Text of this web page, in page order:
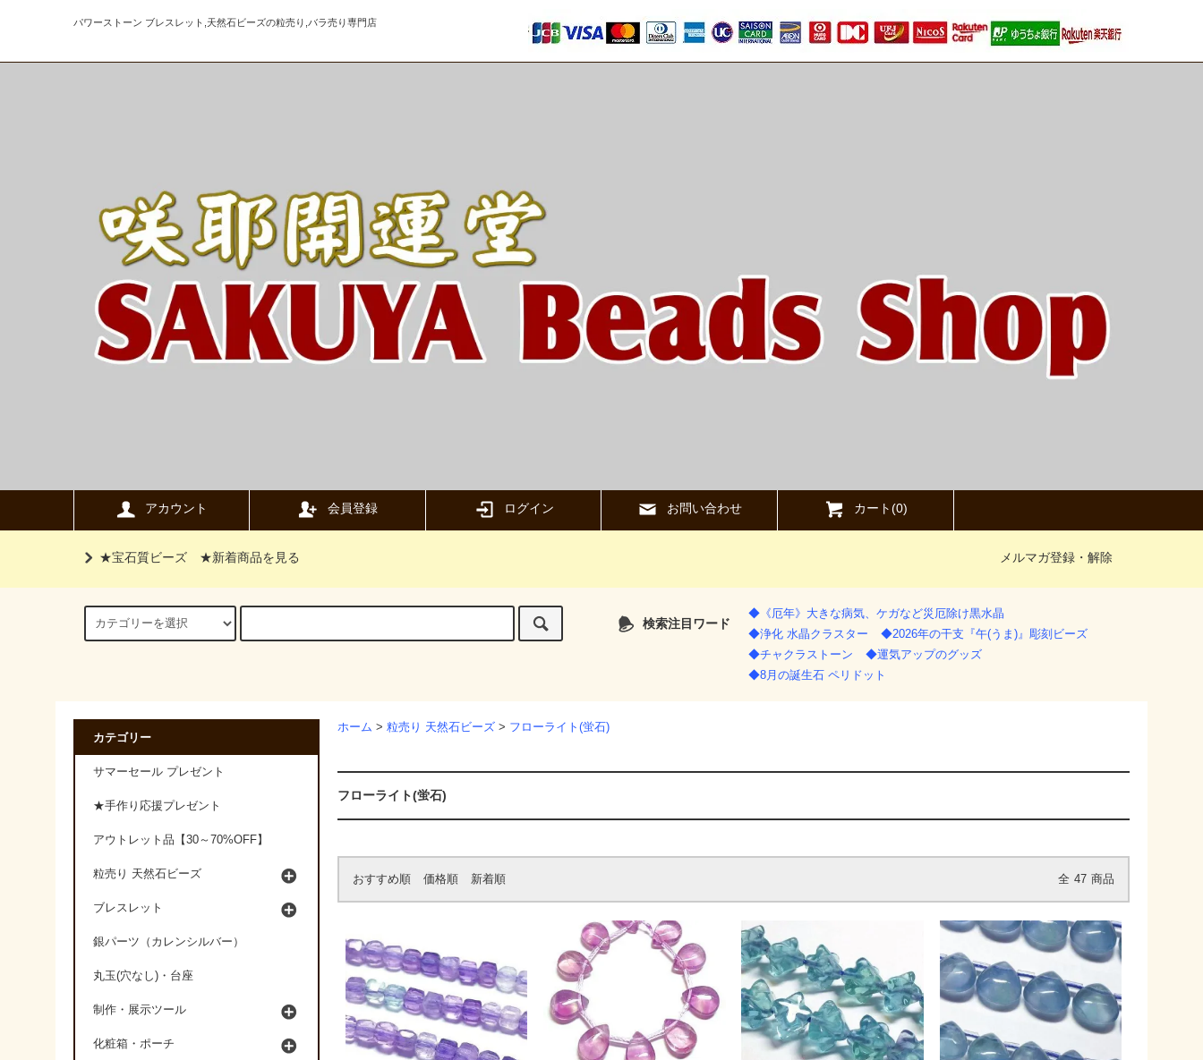
パワーストーン ブレスレット,天然石ビーズの粒売り,バラ売り専門店
アカウント 会員登録 ログイン お問い合わせ カート(0)
★宝石質ビーズ ★新着商品を見る メルマガ登録・解除
検索注目ワード
◆《厄年》大きな病気、ケガなど災厄除け黒水晶
◆浄化 水晶クラスター
◆2026年の干支『午(うま)』彫刻ビーズ
◆チャクラストーン
◆運気アップのグッズ
◆8月の誕生石 ペリドット
ホーム > 粒売り 天然石ビーズ > フローライト(蛍石)
フローライト(蛍石)
おすすめ順 価格順 新着順 全 47 商品
カテゴリー
サマーセール プレゼント
★手作り応援プレゼント
アウトレット品【30～70%OFF】
粒売り 天然石ビーズ
ブレスレット
銀パーツ（カレンシルバー）
丸玉(穴なし)・台座
制作・展示ツール
化粧箱・ポーチ